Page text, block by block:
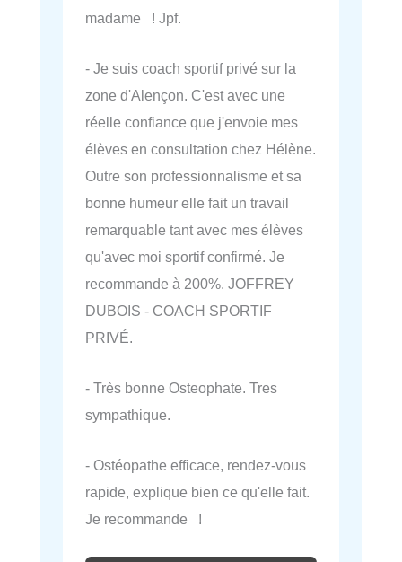
madame ! Jpf.
- Je suis coach sportif privé sur la
zone d'Alençon. C'est avec une
réelle confiance que j'envoie mes
élèves en consultation chez Hélène.
Outre son professionnalisme et sa
bonne humeur elle fait un travail
remarquable tant avec mes élèves
qu'avec moi sportif confirmé. Je
recommande à 200%. JOFFREY
DUBOIS - COACH SPORTIF
PRIVÉ.
- Très bonne Osteophate. Tres
sympathique.
- Ostéopathe efficace, rendez-vous
rapide, explique bien ce qu'elle fait.
Je recommande !